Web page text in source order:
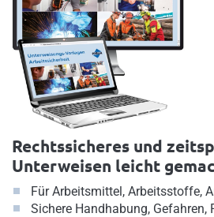
Rechtssicheres und
Unterweisen leicht
Für Arbeitsmittel, Arbeitsstoffe,
Sichere Handhabung, Gefahren,